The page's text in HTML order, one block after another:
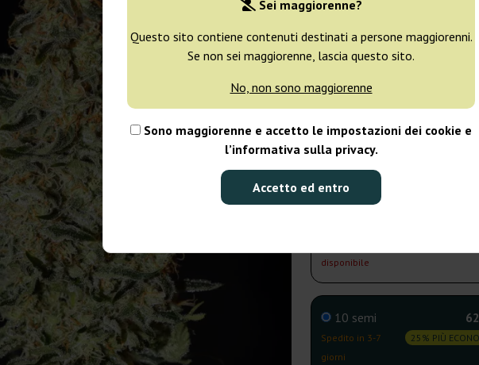
Sei maggiorenne?
Questo sito contiene contenuti destinati a persone maggiorenni.
Se non sei maggiorenne, lascia questo sito.
No, non sono maggiorenne
Sono maggiorenne e accetto le impostazioni dei cookie e
l’informativa sulla privacy.
Accetto ed entro
1 seme
Non
25% PIÙ
3 semi
Non
disponibile
disponibile
10 semi
Spedito in 3-7
giorni
25% PIÙ